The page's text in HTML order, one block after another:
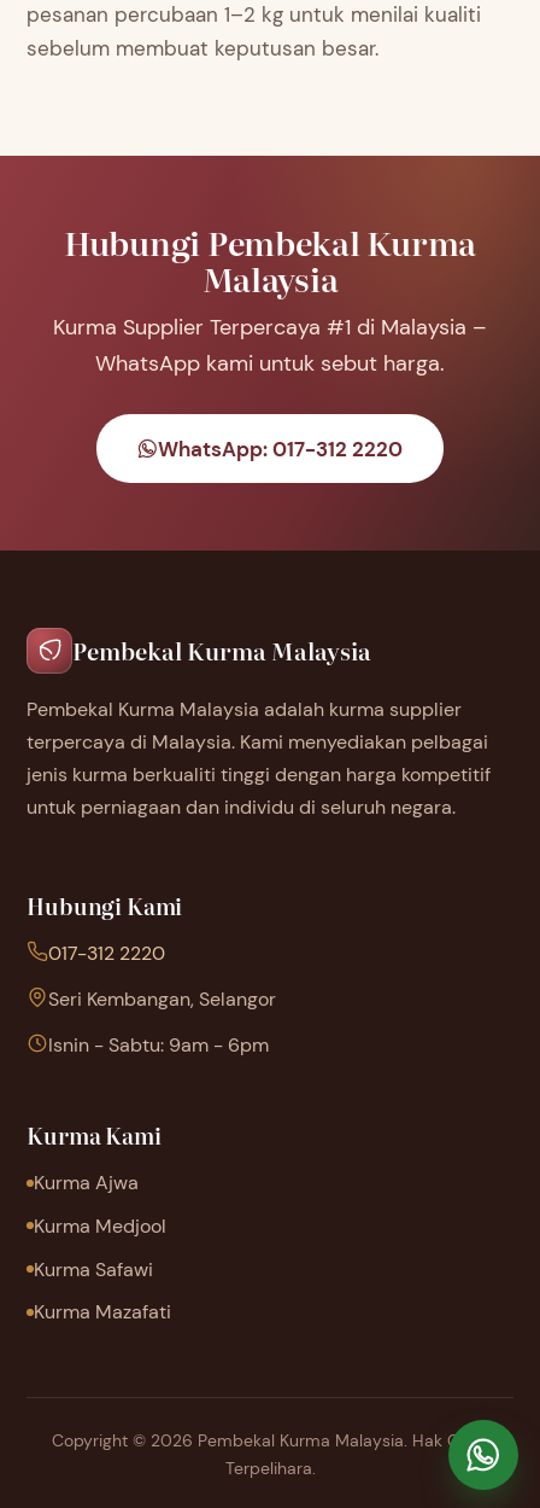
pesanan percubaan 1–2 kg untuk menilai kualiti
sebelum membuat keputusan besar.
Hubungi Pembekal Kurma
Malaysia
Kurma Supplier Terpercaya #1 di Malaysia –
WhatsApp kami untuk sebut harga.
WhatsApp: 017-312 2220
Pembekal Kurma Malaysia
Pembekal Kurma Malaysia adalah kurma supplier
terpercaya di Malaysia. Kami menyediakan pelbagai
jenis kurma berkualiti tinggi dengan harga kompetitif
untuk perniagaan dan individu di seluruh negara.
Hubungi Kami
017-312 2220
Seri Kembangan, Selangor
Isnin - Sabtu: 9am - 6pm
Kurma Kami
Kurma Ajwa
Kurma Medjool
Kurma Safawi
Kurma Mazafati
Copyright © 2026 Pembekal Kurma Malaysia. Hak Cipta
Terpelihara.